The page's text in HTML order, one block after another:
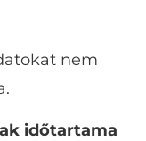
nem
időtartama